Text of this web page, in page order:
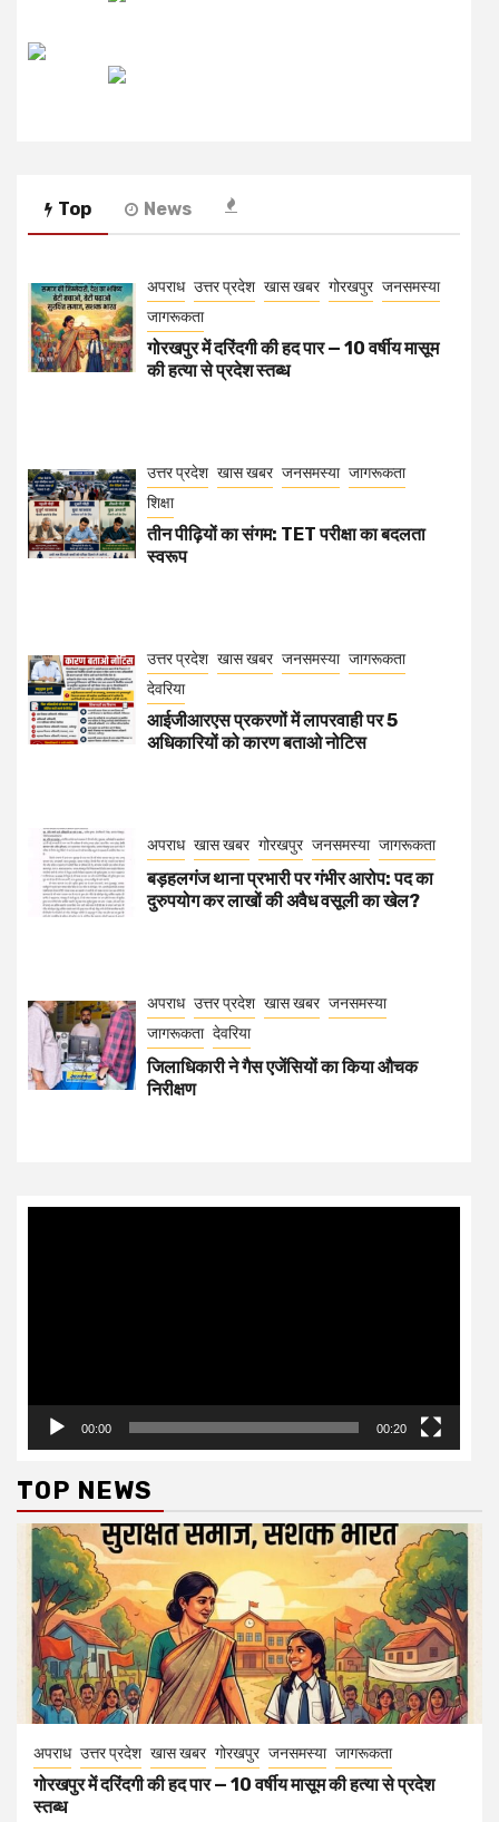
Top News
अपराध उत्तर प्रदेश खास खबर गोरखपुर जनसमस्या
जागरूकता
गोरखपुर में दरिंदगी की हद पार — 10 वर्षीय मासूम
की हत्या से प्रदेश स्तब्ध
उत्तर प्रदेश खास खबर जनसमस्या जागरूकता
शिक्षा
तीन पीढ़ियों का संगम: TET परीक्षा का बदलता
स्वरूप
उत्तर प्रदेश खास खबर जनसमस्या जागरूकता
देवरिया
आईजीआरएस प्रकरणों में लापरवाही पर 5
अधिकारियों को कारण बताओ नोटिस
अपराध खास खबर गोरखपुर जनसमस्या जागरूकता
बड़हलगंज थाना प्रभारी पर गंभीर आरोप: पद का
दुरुपयोग कर लाखों की अवैध वसूली का खेल?
अपराध उत्तर प्रदेश खास खबर जनसमस्या
जागरूकता देवरिया
जिलाधिकारी ने गैस एजेंसियों का किया औचक
निरीक्षण
00:00 00:20
TOP NEWS
अपराध उत्तर प्रदेश खास खबर गोरखपुर जनसमस्या जागरूकता
गोरखपुर में दरिंदगी की हद पार — 10 वर्षीय मासूम की हत्या से प्रदेश
स्तब्ध